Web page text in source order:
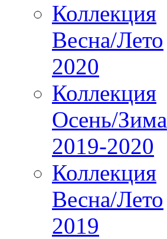
Коллекция
Весна/Лето
2020
Коллекция
Осень/Зима
2019-2020
Коллекция
Весна/Лето
2019